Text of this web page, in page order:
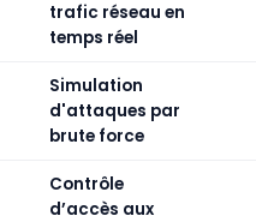
trafic réseau en
temps réel
Simulation
d'attaques par
brute force
Contrôle
d’accès aux